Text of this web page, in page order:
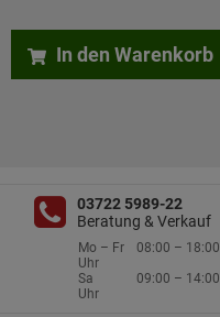
In den Warenkorb
03722 5989-22
Beratung & Verkauf
Mo – Fr
08:00 – 18:00
Uhr
Sa
09:00 – 14:00
Uhr